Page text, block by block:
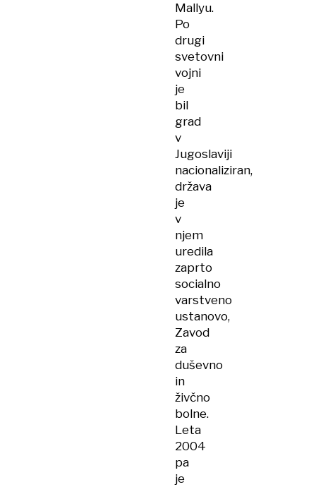
Mallyu.
Po
drugi
svetovni
vojni
je
bil
grad
v
Jugoslaviji
nacionaliziran,
država
je
v
njem
uredila
zaprto
socialno
varstveno
ustanovo,
Zavod
za
duševno
in
živčno
bolne.
Leta
2004
pa
je